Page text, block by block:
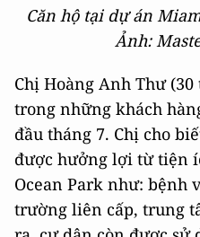
Căn hộ tại dự án
Ảnh:
Chị Hoàng Anh Thư
trong những khách
đầu tháng 7. Chị cho
được hưởng lợi từ tiện
Ocean Park như: bệnh
trường liên cấp, trung